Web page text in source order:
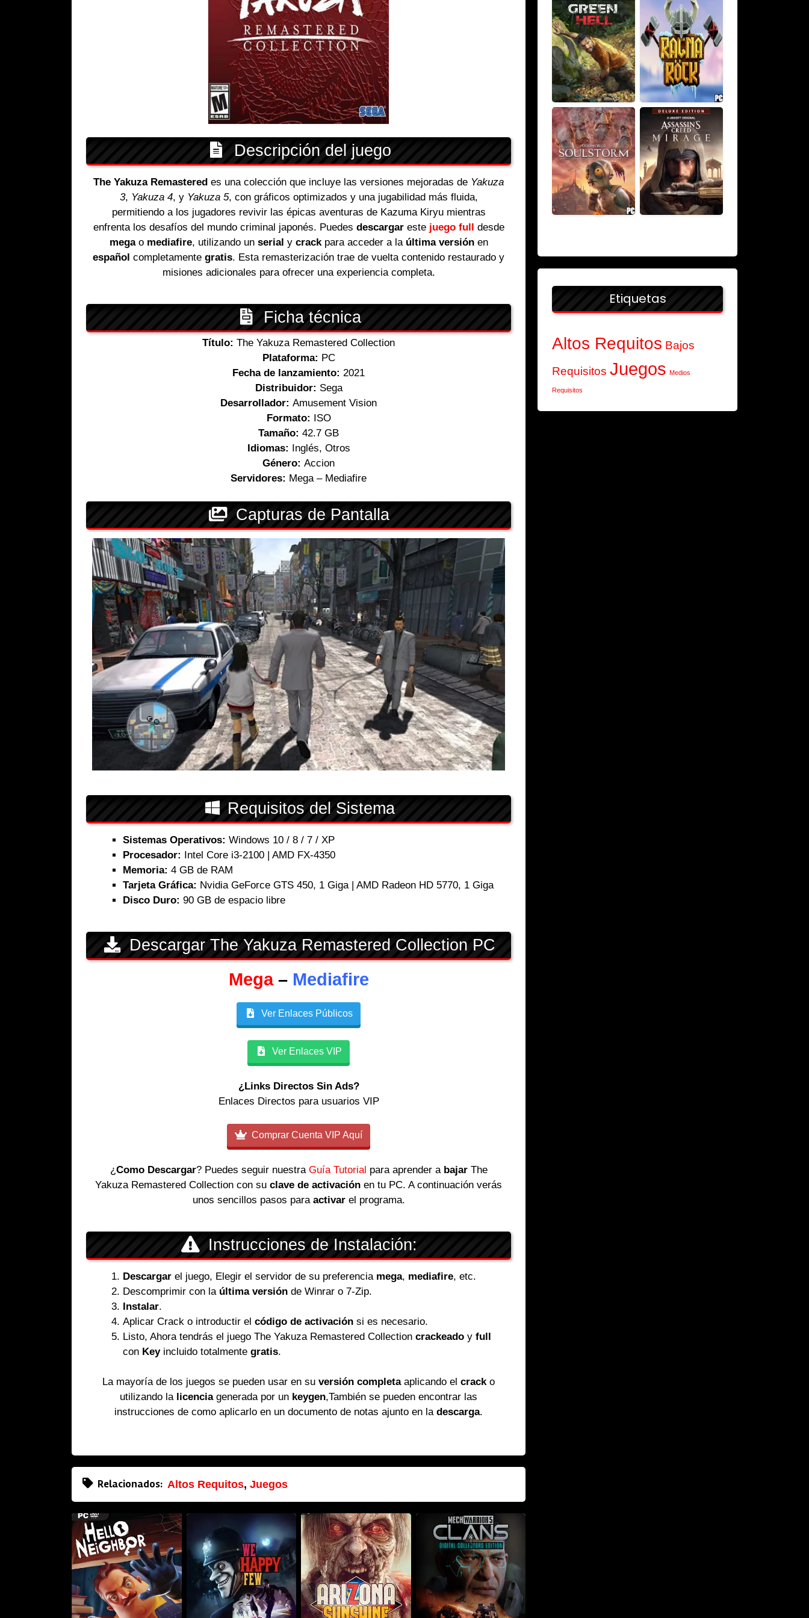
Descripción del juego
The Yakuza Remastered es una colección que incluye las versiones mejoradas de Yakuza
3, Yakuza 4, y Yakuza 5, con gráficos optimizados y una jugabilidad más fluida,
permitiendo a los jugadores revivir las épicas aventuras de Kazuma Kiryu mientras
enfrenta los desafíos del mundo criminal japonés. Puedes descargareste juego full desde
megao mediafire, utilizando un serial y crackpara acceder a la última versiónen
español completamentegratis. Esta remasterización trae de vuelta contenido restaurado y
misiones adicionales para ofrecer una experiencia completa.
Ficha técnica
Título: The Yakuza Remastered Collection
Plataforma: PC
Fecha de lanzamiento: 2021
Distribuidor: Sega
Desarrollador: Amusement Vision
Formato: ISO
Tamaño: 42.7 GB
Idiomas: Inglés, Otros
Género:Accion
Servidores: Mega – Mediafire
Capturas de Pantalla
Requisitos del Sistema
Sistemas Operativos: Windows 10 / 8 / 7 / XP
Procesador: Intel Core i3-2100 | AMD FX-4350
Memoria: 4 GB de RAM
Tarjeta Gráfica: Nvidia GeForce GTS 450, 1 Giga | AMD Radeon HD 5770, 1 Giga
Disco Duro: 90 GB de espacio libre
Descargar The Yakuza Remastered Collection PC
Mega– Mediafire
Ver Enlaces Públicos
Ver Enlaces VIP
¿Links Directos Sin Ads?
Enlaces Directos para usuarios VIP
Comprar Cuenta VIP Aquí
¿Como Descargar? Puedes seguir nuestra Guía Tutorial para aprender a bajarThe
Yakuza Remastered Collection con suclave de activaciónen tu PC. A continuación verás
unos sencillos pasos para activarel programa.
Instrucciones de Instalación:
Descargar el juego, Elegir el servidor de su preferencia mega, mediafire, etc.
Descomprimir con la última versión de Winrar o 7-Zip.
Instalar.
Aplicar Crack o introductir el código de activación si es necesario.
Listo, Ahora tendrás el juego The Yakuza Remastered Collection crackeado y full
con Keyincluido totalmente gratis.
La mayoría de los juegos se pueden usar en suversión completaaplicando elcracko
utilizando la licenciagenerada por un keygen,También se pueden encontrar las
instrucciones de como aplicarlo en un documento de notas ajunto en ladescarga.
Relacionados: Altos Requitos, Juegos
Etiquetas
Altos Requitos Bajos
Requisitos Juegos Medios
Requisitos